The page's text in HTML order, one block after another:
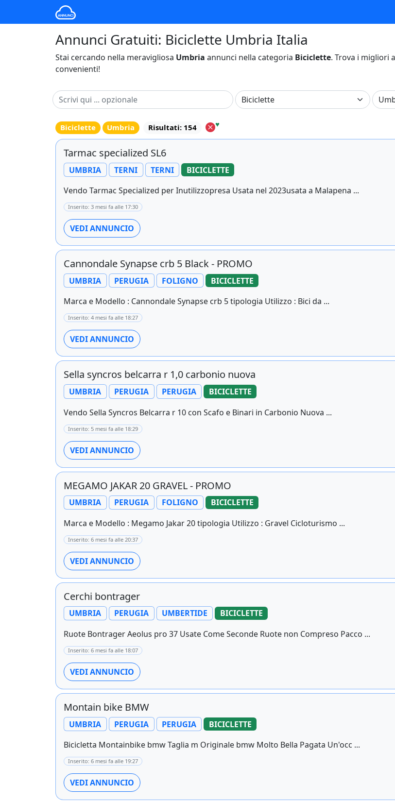
Annunci Gratuiti: Biciclette Umbria Italia
Stai cercando nella meravigliosa Umbria annunci nella categoria Biciclette. Trova i migliori
convenienti!
Biciclette Umbria Risultati: 154 ♥
Tarmac specialized SL6
UMBRIA TERNI TERNI
BICICLETTE
Vendo Tarmac Specialized per Inutilizzopresa Usata nel 2023usata a Malapena ...
Inserito: 3 mesi fa alle 17:30
VEDI ANNUNCIO
Cannondale Synapse crb 5 Black - PROMO
UMBRIA PERUGIA FOLIGNO
BICICLETTE
Marca e Modello : Cannondale Synapse crb 5 tipologia Utilizzo : Bici da ...
Inserito: 4 mesi fa alle 18:27
VEDI ANNUNCIO
Sella syncros belcarra r 1,0 carbonio nuova
UMBRIA PERUGIA PERUGIA
BICICLETTE
Vendo Sella Syncros Belcarra r 10 con Scafo e Binari in Carbonio Nuova ...
Inserito: 5 mesi fa alle 18:29
VEDI ANNUNCIO
MEGAMO JAKAR 20 GRAVEL - PROMO
UMBRIA PERUGIA FOLIGNO
BICICLETTE
Marca e Modello : Megamo Jakar 20 tipologia Utilizzo : Gravel Cicloturismo ...
Inserito: 6 mesi fa alle 20:37
VEDI ANNUNCIO
Cerchi bontrager
UMBRIA PERUGIA UMBERTIDE
BICICLETTE
Ruote Bontrager Aeolus pro 37 Usate Come Seconde Ruote non Compreso Pacco ...
Inserito: 6 mesi fa alle 18:07
VEDI ANNUNCIO
Montain bike BMW
UMBRIA PERUGIA PERUGIA
BICICLETTE
Bicicletta Montainbike bmw Taglia m Originale bmw Molto Bella Pagata Un'occ ...
Inserito: 6 mesi fa alle 19:27
VEDI ANNUNCIO